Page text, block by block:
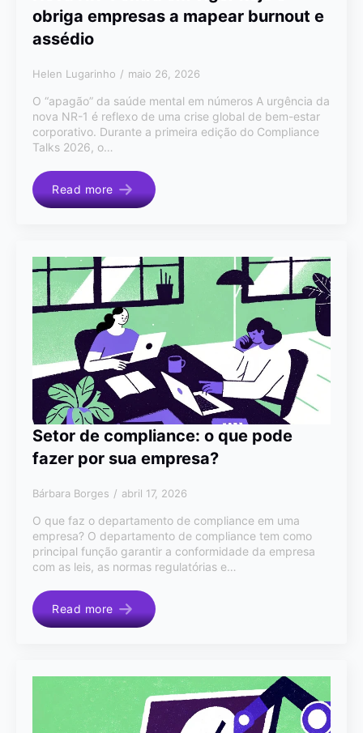
obriga empresas a mapear burnout e
assédio
Helen Lugarinho maio 26, 2026
O “apagão” da saúde mental em números A urgência da
nova NR-1 é reflexo de uma crise global de bem-estar
corporativo. Durante a primeira edição do Compliance
Talks 2026, o…
Read more
Setor de compliance: o que pode
fazer por sua empresa?
Bárbara Borges abril 17, 2026
O que faz o departamento de compliance em uma
empresa? O departamento de compliance tem como
principal função garantir a conformidade da empresa
com as leis, as normas regulatórias e…
Read more